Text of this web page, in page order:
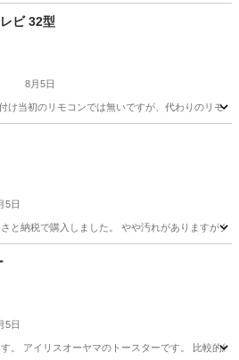
ビ 32型
8月5日
け当初のリモコンでは無いですが、代わりのリモ
5日
と納税で購入しました。 やや汚れがありますがク
5日
。 アイリスオーヤマのトースターです。 比較的綺